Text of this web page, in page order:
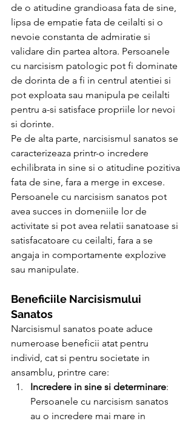
de o atitudine grandioasa fata de sine,
lipsa de empatie fata de ceilalti si o
nevoie constanta de admiratie si
validare din partea altora. Persoanele
cu narcisism patologic pot fi dominate
de dorinta de a fi in centrul atentiei si
pot exploata sau manipula pe ceilalti
pentru a-si satisface propriile lor nevoi
si dorinte.
Pe de alta parte, narcisismul sanatos se
caracterizeaza printr-o incredere
echilibrata in sine si o atitudine pozitiva
fata de sine, fara a merge in excese.
Persoanele cu narcisism sanatos pot
avea succes in domeniile lor de
activitate si pot avea relatii sanatoase si
satisfacatoare cu ceilalti, fara a se
angaja in comportamente explozive
sau manipulate.
Beneficiile Narcisismului
Sanatos
Narcisismul sanatos poate aduce
numeroase beneficii atat pentru
individ, cat si pentru societate in
ansamblu, printre care:
Incredere in sine si determinare:
Persoanele cu narcisism sanatos
au o incredere mai mare in